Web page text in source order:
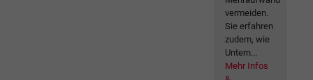
vermeiden.
Sie erfahren
zudem, wie
Untern...
Mehr Infos